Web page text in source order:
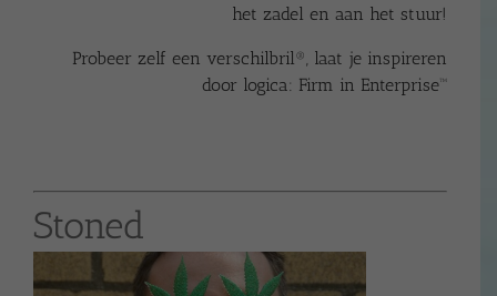
het zadel en aan het stuur!
Probeer zelf een verschilbril®, laat je inspireren
door logica: Firm in Enterprise™
Stoned